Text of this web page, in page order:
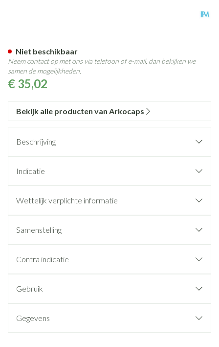
€ 35,02
Niet beschikbaar
Neem contact op met ons via telefoon of e-mail, dan bekijken we
samen de mogelijkheden.
Bekijk alle producten van Arkocaps
Beschrijving
Indicatie
Wettelijk verplichte informatie
Samenstelling
Contra indicatie
Gebruik
Gegevens